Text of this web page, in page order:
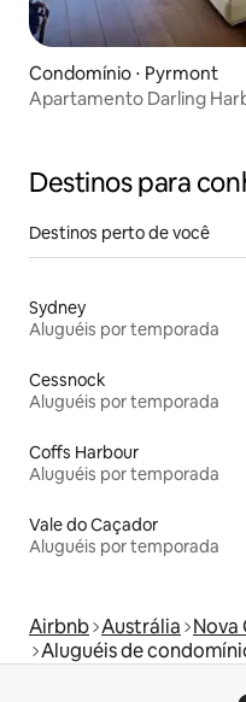
Condomínio ⋅ Pyrmont
Apartamento Darling
Destinos para
Destinos perto de você
Sydney
Aluguéis por temporada
Cessnock
Aluguéis por temporada
Coffs Harbour
Aluguéis por temporada
Vale do Caçador
Aluguéis por temporada
Airbnb Austrália Nova
Aluguéis de